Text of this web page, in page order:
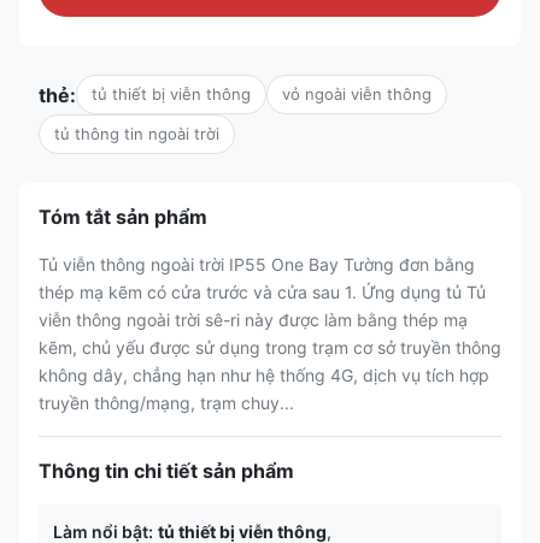
thẻ: tủ thiết bị viễn thông vỏ ngoài viễn thông
tủ thông tin ngoài trời
Tóm tắt sản phẩm
Tủ viễn thông ngoài trời IP55 One Bay Tường đơn bằng
thép mạ kẽm có cửa trước và cửa sau 1. Ứng dụng tủ Tủ
viễn thông ngoài trời sê-ri này được làm bằng thép mạ
kẽm, chủ yếu được sử dụng trong trạm cơ sở truyền thông
không dây, chẳng hạn như hệ thống 4G, dịch vụ tích hợp
truyền thông/mạng, trạm chuy...
Thông tin chi tiết sản phẩm
Làm nổi bật: tủ thiết bị viễn thông,